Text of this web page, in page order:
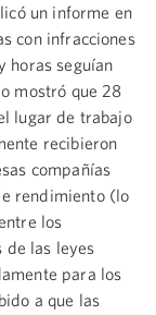
un informe en
con infracciones
horas seguían
mostró que 28
lugar de trabajo
recibieron
compañías
rendimiento (lo
los
de las leyes
para los
a que las